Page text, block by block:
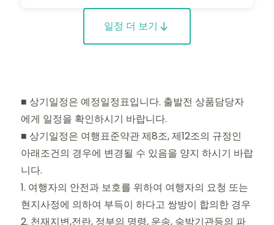
일정 더 보기
■ 상기일정은 예정일정표입니다. 출발전 상품담당자
에게 일정을 확인하시기 바랍니다.
■ 상기일정은 여행표준약관 제8조, 제12조의 규정인
아래조건의 경우에 변경될 수 있음을 양지 하시기 바랍
니다.
1. 여행자의 안전과 보호를 위하여 여행자의 요청 또는
현지사정에 의하여 부득이 하다고 쌍방이 합의한 경우
2. 천재지변,전란, 정부의 명령, 운송, 숙박기관등의 파